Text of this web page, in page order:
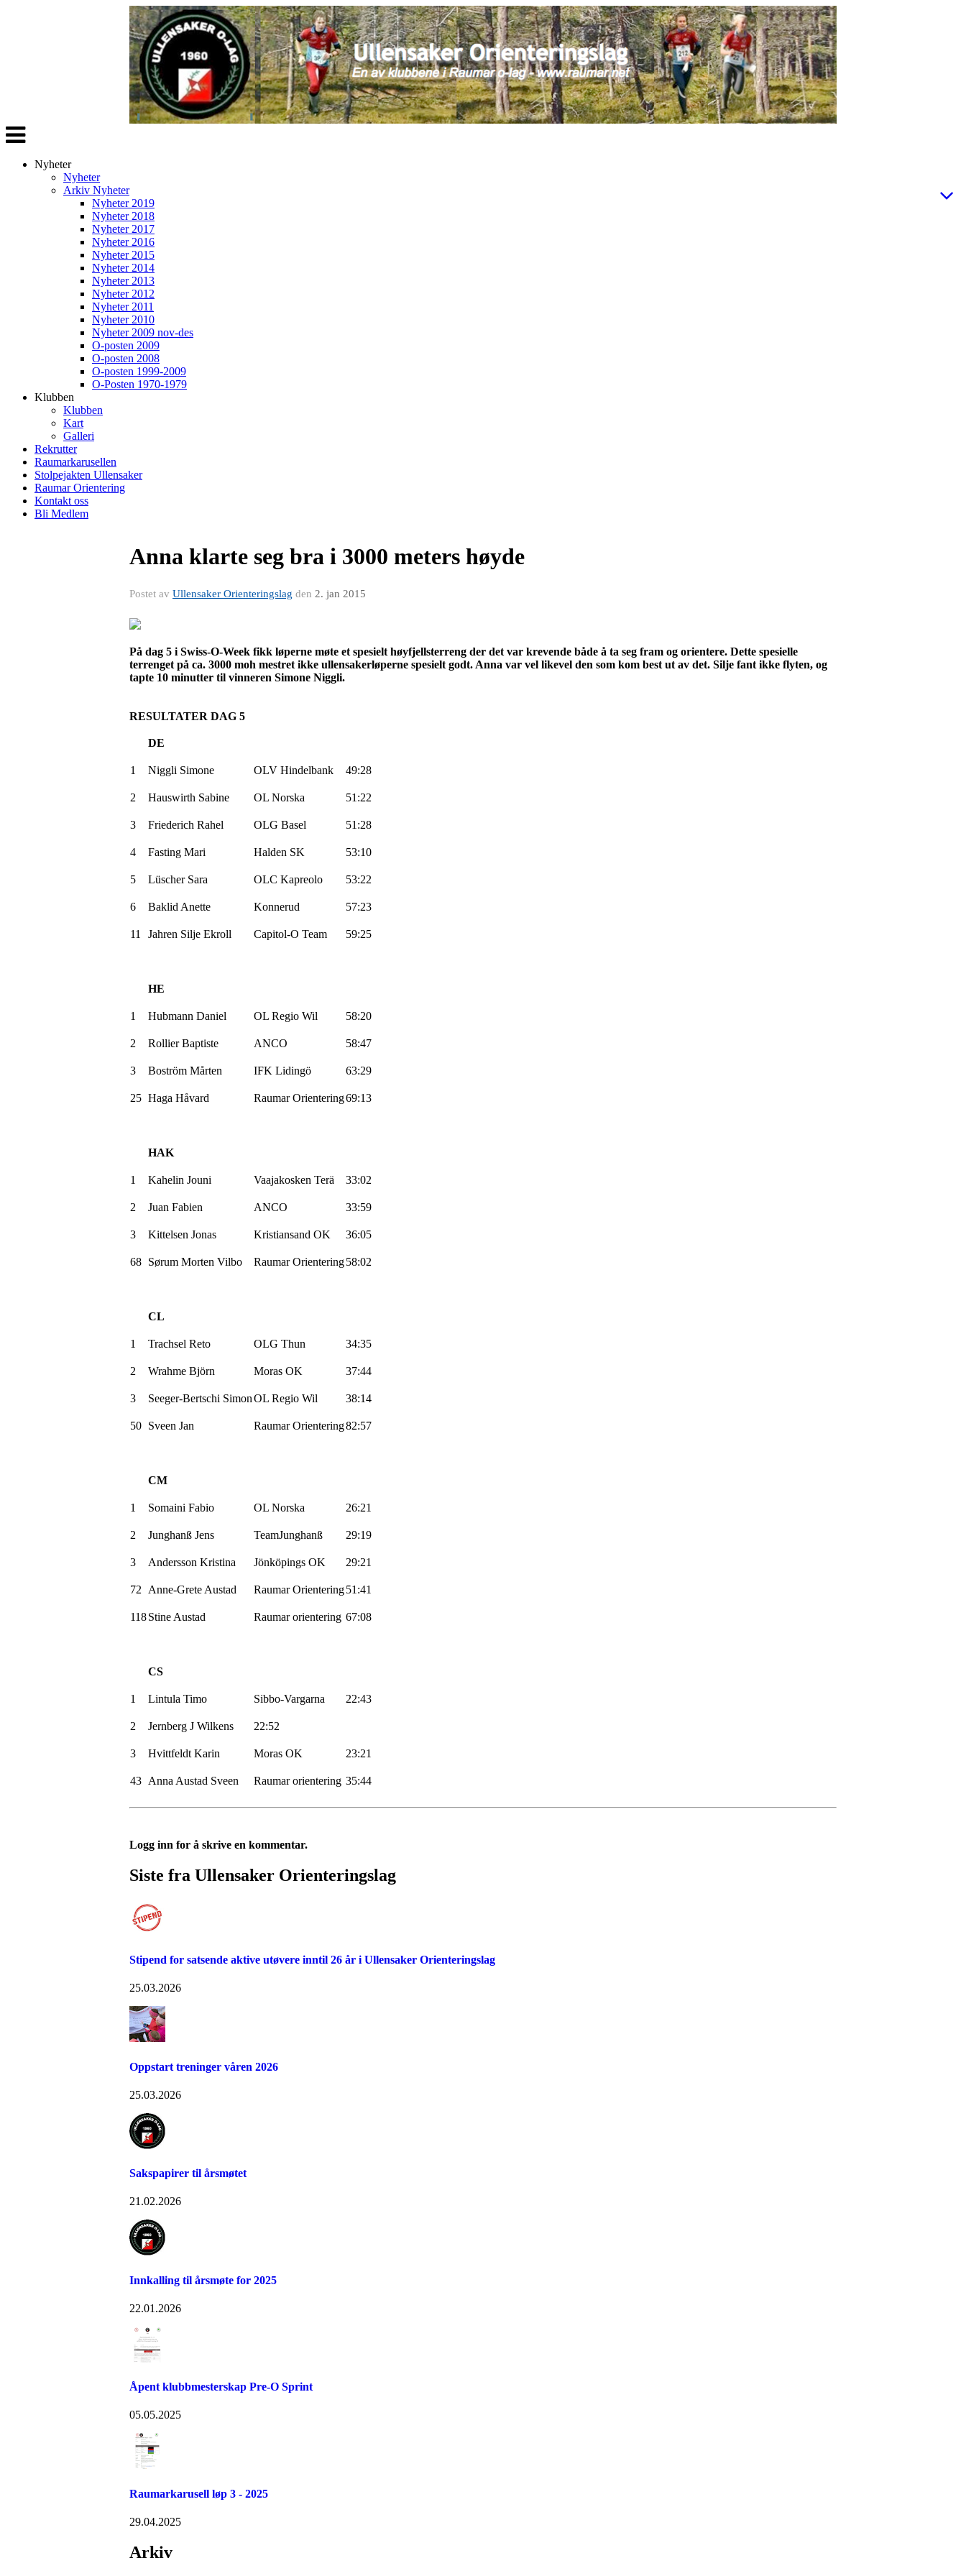
Veksle
navigasjon
Nyheter
Nyheter
Arkiv Nyheter
Nyheter 2019
Nyheter 2018
Nyheter 2017
Nyheter 2016
Nyheter 2015
Nyheter 2014
Nyheter 2013
Nyheter 2012
Nyheter 2011
Nyheter 2010
Nyheter 2009 nov-des
O-posten 2009
O-posten 2008
O-posten 1999-2009
O-Posten 1970-1979
Klubben
Klubben
Kart
Galleri
Rekrutter
Raumarkarusellen
Stolpejakten Ullensaker
Raumar Orientering
Kontakt oss
Bli Medlem
Anna klarte seg bra i 3000 meters høyde
Postet av Ullensaker Orienteringslag den 2. jan 2015
På dag 5 i Swiss-O-Week fikk løperne møte et spesielt høyfjellsterreng der det var krevende både å ta seg fram og orientere. Dette spesielle
terrenget på ca. 3000 moh mestret ikke ullensakerløperne spesielt godt. Anna var vel likevel den som kom best ut av det. Silje fant ikke flyten, og
tapte 10 minutter til vinneren Simone Niggli.
RESULTATER DAG 5
DE
1 Niggli Simone OLV Hindelbank 49:28
2 Hauswirth Sabine OL Norska 51:22
3 Friederich Rahel OLG Basel 51:28
4 Fasting Mari Halden SK 53:10
5 LüscherSara OLC Kapreolo 53:22
6 Baklid Anette Konnerud 57:23
11 Jahren Silje Ekroll Capitol-O Team 59:25
HE
1 Hubmann Daniel OL Regio Wil 58:20
2 Rollier Baptiste ANCO 58:47
3 Boström Mårten IFK Lidingö 63:29
25 Haga Håvard RaumarOrientering69:13
HAK
1 Kahelin Jouni Vaajakosken Terä 33:02
2 Juan Fabien ANCO 33:59
3 Kittelsen Jonas Kristiansand OK 36:05
68 Sørum Morten Vilbo RaumarOrientering58:02
CL
1 Trachsel Reto OLG Thun 34:35
2 Wrahme Björn Moras OK 37:44
3 Seeger-Bertschi SimonOL Regio Wil 38:14
50 Sveen Jan RaumarOrientering82:57
CM
1 Somaini Fabio OL Norska 26:21
2 Junghanß Jens TeamJunghanß 29:19
3 Andersson Kristina Jönköpings OK 29:21
72 Anne-Grete Austad RaumarOrientering51:41
118Stine Austad Raumarorientering 67:08
CS
1 Lintula Timo Sibbo-Vargarna 22:43
2 Jernberg J Wilkens 22:52
3 Hvittfeldt Karin Moras OK 23:21
43 Anna Austad Sveen Raumarorientering 35:44
Logg inn for å skrive en kommentar.
Siste fra Ullensaker Orienteringslag
Stipend for satsende aktive utøvere inntil 26 år i Ullensaker Orienteringslag
25.03.2026
Oppstart treninger våren 2026
25.03.2026
Sakspapirer til årsmøtet
21.02.2026
Innkalling til årsmøte for 2025
22.01.2026
Åpent klubbmesterskap Pre-O Sprint
05.05.2025
Raumarkarusell løp 3 - 2025
29.04.2025
Arkiv